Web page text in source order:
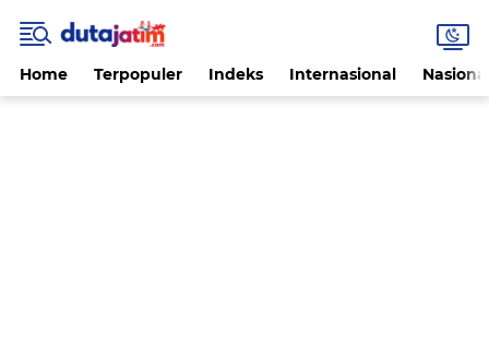
Home Terpopuler Indeks Internasional